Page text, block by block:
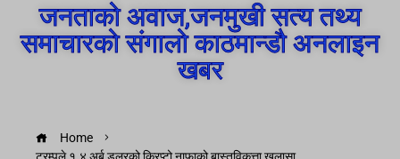
जनताको अवाज,जनमुखी सत्य तथ्य
समाचारको संगालो काठमान्डौ अनलाइन
खबर
Home